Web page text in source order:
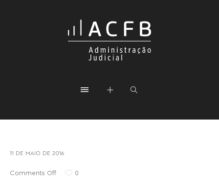
11 DE MAIO DE 2016
Comments Off 0